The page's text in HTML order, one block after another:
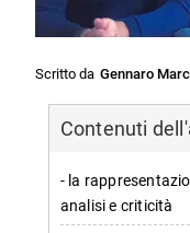
Scritto da Gennaro
Contenuti
- la
analisi e criticità